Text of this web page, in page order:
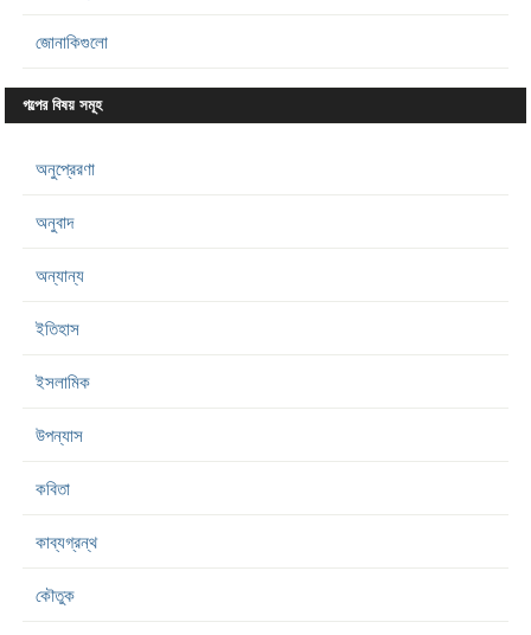
জোনাকিগুলো
গল্পের বিষয় সমূহ
অনুপ্রেরণা
অনুবাদ
অন্যান্য
ইতিহাস
ইসলামিক
উপন্যাস
কবিতা
কাব্যগ্রন্থ
কৌতুক